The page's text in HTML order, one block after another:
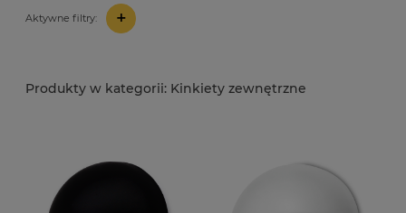
Aktywne filtry: +
Kinkiety zewnętrzne